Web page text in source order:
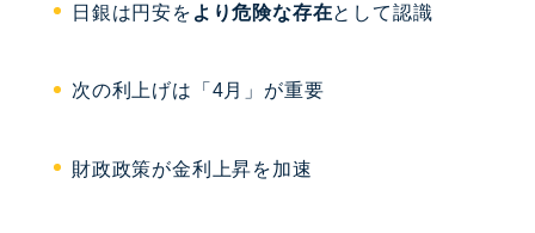
日銀は円安を より危険な存在として認識
次の利上げは「4月」が重要
財政政策が金利上昇を加速